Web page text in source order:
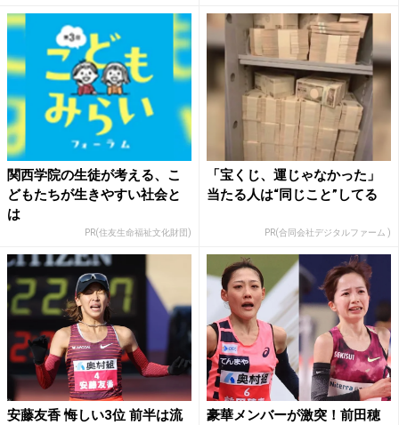
関西学院の生徒が考える、こ
どもたちが生きやすい社会と
は
PR(住友生命福祉文化財団)
「宝くじ、運じゃなかった」
当たる人は“同じこと”してる
PR(合同会社デジタルファーム )
安藤友香 悔しい3位 前半は流
豪華メンバーが激突！前田穂